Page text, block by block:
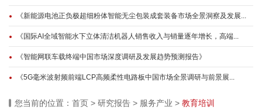
《新能源电池正负极超细粉体智能无尘包装成套装备市场全景洞察及发展...
《国际AI全域智能水下立体清洁机器人销售收入与销量逐年增长，高端...
《智能网联车载终端中国市场深度调研及发展趋势预测报告》
《5G毫米波射频前端LCP高频柔性电路板中国市场全景调研与前景展...
您当前的位置： 首页 > 研究报告 > 服务产业 > 教育培训